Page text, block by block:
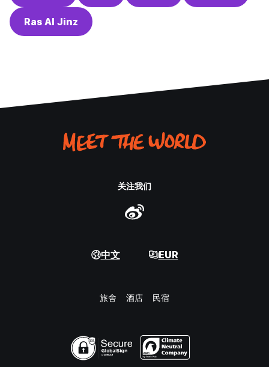
Ras Al Jinz
关注我们
中文 EUR
旅舍 酒店 民宿